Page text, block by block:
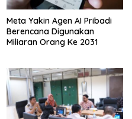
Meta Yakin Agen AI Pribadi
Berencana Digunakan
Miliaran Orang Ke 2031